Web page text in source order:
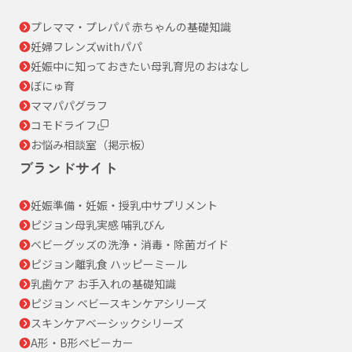
プレママ・プレパパ 赤ちゃんの基礎知識
妊婦フレンズwithパパ
妊娠中に知っておきたい母乳育児のおはなし
ぼにゅ育
ママパパグラフ
コモドライフ
お悩み相談室（掲示板）
ブランドサイト
妊娠準備・妊娠・授乳中サプリメント
ピジョン母乳実感 哺乳びん
ベビーグッズの洗浄・消毒・除菌ガイド
ピジョン離乳食 ハッピーミール
乳歯ケア お手入れの基礎知識
ピジョン ベビースキンケアシリーズ
スキンケアベーシックシリーズ
A形・B形ベビーカー